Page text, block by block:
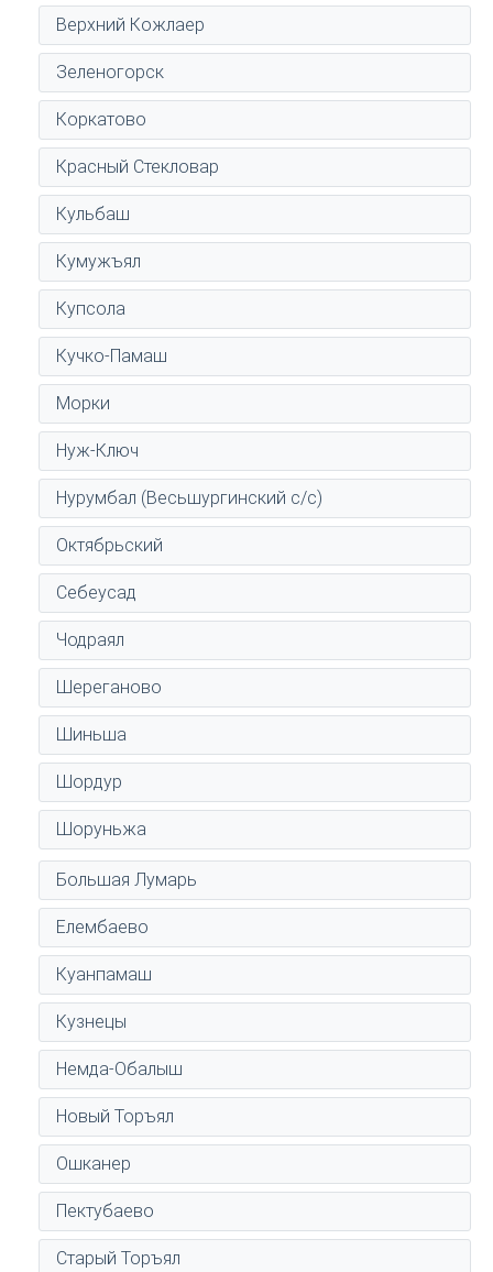
Верхний Кожлаер
Зеленогорск
Коркатово
Красный Стекловар
Кульбаш
Кумужъял
Купсола
Кучко-Памаш
Морки
Нуж-Ключ
Нурумбал (Весьшургинский с/с)
Октябрьский
Себеусад
Чодраял
Шереганово
Шиньша
Шордур
Шоруньжа
Большая Лумарь
Елембаево
Куанпамаш
Кузнецы
Немда-Обалыш
Новый Торъял
Ошканер
Пектубаево
Старый Торъял